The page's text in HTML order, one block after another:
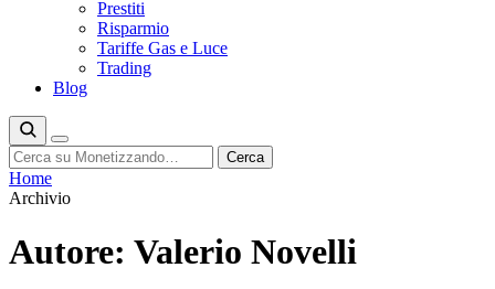
Prestiti
Risparmio
Tariffe Gas e Luce
Trading
Blog
Cerca Cerca
Home
Archivio
Autore: Valerio Novelli